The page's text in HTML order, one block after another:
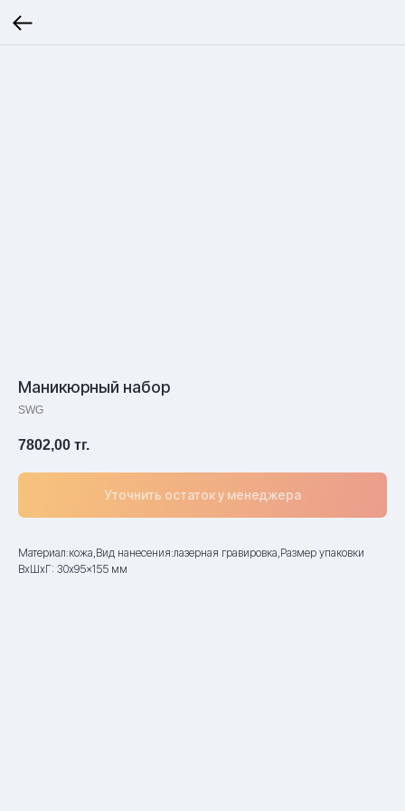
Маникюрный набор
SWG
7802,00 тг.
Уточнить остаток у менеджера
Материал:кожа,Вид нанесения:лазерная гравировка,Размер упаковки
ВxШxГ: 30x95x155 мм